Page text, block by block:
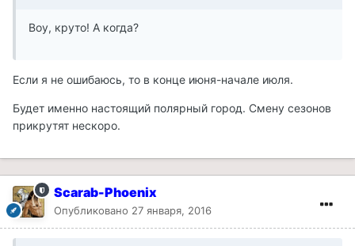
Воу, круто! А когда?
Если я не ошибаюсь, то в конце июня-начале июля.
Будет именно настоящий полярный город. Смену сезонов
прикрутят нескоро.
Scarab-Phoenix
Опубликовано 27 января, 2016